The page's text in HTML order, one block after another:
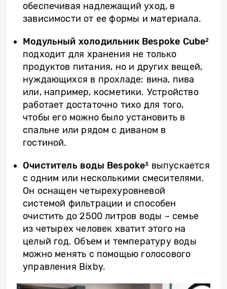
обеспечивая надлежащий уход, в
зависимости от ее формы и материала.
Модульный холодильник Bespoke Cube2
подходит для хранения не только
продуктов питания, но и других вещей,
нуждающихся в прохладе: вина, пива
или, например, косметики. Устройство
работает достаточно тихо для того,
чтобы его можно было установить в
спальне или рядом с диваном в
гостиной.
Очиститель воды Bespoke3 выпускается
с одним или несколькими смесителями.
Он оснащен четырехуровневой
системой фильтрации и способен
очистить до 2500 литров воды – семье
из четырех человек хватит этого на
целый год. Объем и температуру воды
можно менять с помощью голосового
управления Bixby.